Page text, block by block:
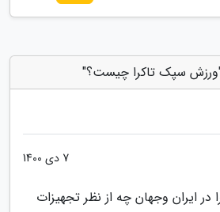
"ورزش سپک تاکرا چیست؟"
7 دی 1400
ایران وجهان چه از نظر تجهیزات